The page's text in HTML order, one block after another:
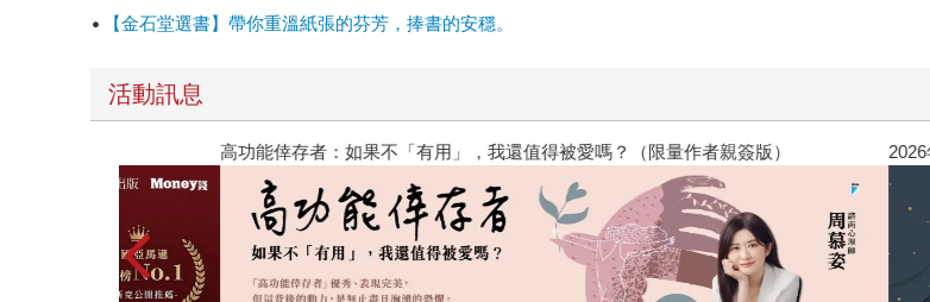
幣在Zeke看來，就是用來騙錢的工具，因為一來，這些貨幣完全沒有用處，不能用來買東西，也
甚至跑去柬埔寨黑幫人蛇集團大本營，後來這些人被司法追捕，他還去過這些人的藏身之處。最
《幣漲無疑》幾乎都在榜上。從主流媒體《紐約時報》、《華盛頓郵報》、《洛杉磯時報》、《
下，這本書至少獲得13項殊榮。如果你想找一本好看的財經書，Zeke不會讓你失望。
【金石堂選書】帶你重溫紙張的芬芳，捧書的安穩。
活動訊息
高功能倖存者：如果不「有用」，我還值得被愛嗎？（限量作者親簽版） 2026年8月金石